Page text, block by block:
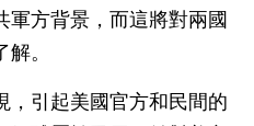
軍方背景，而這將對兩國
。
，引起美國官方和民間的